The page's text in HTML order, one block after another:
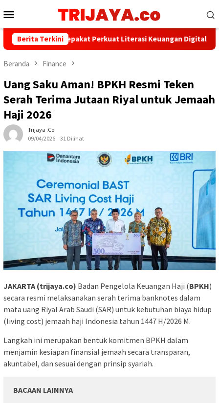
ke
Mobile
Berita Terkini
dan AFPI Sepakat Perkuat Literasi Keuangan Digital dan Bijak
Beranda Finance
Uang Saku Aman! BPKH Resmi Teken
Serah Terima Jutaan Riyal untuk Jemaah
Haji 2026
Trijaya .co
09/04/2026
31 Dilihat
JAKARTA (trijaya.co) Badan Pengelola Keuangan Haji (BPKH)
secara resmi melaksanakan serah terima banknotes dalam
mata uang Riyal Arab Saudi (SAR) untuk kebutuhan biaya hidup
(living cost) jemaah haji Indonesia tahun 1447 H/2026 M.
Langkah ini merupakan bentuk komitmen BPKH dalam
menjamin kesiapan finansial jemaah secara transparan,
akuntabel, dan sesuai dengan prinsip syariah.
BACAAN LAINNYA